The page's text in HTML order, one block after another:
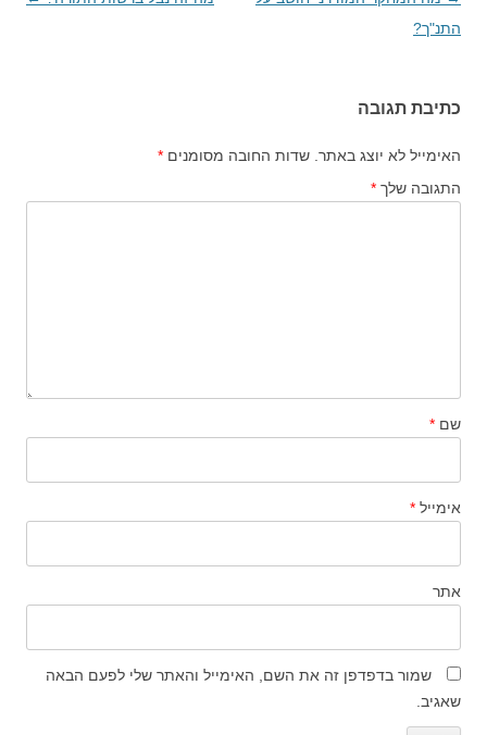
בפוסטים
התנ"ך?
כתיבת תגובה
האימייל לא יוצג באתר. שדות החובה מסומנים *
התגובה שלך *
שם *
אימייל *
אתר
שמור בדפדפן זה את השם, האימייל והאתר שלי לפעם הבאה
שאגיב.